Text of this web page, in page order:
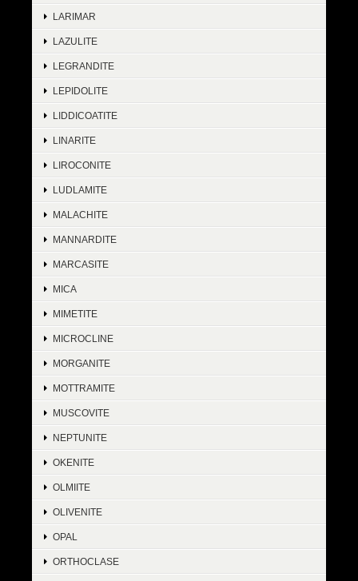
LARIMAR
LAZULITE
LEGRANDITE
LEPIDOLITE
LIDDICOATITE
LINARITE
LIROCONITE
LUDLAMITE
MALACHITE
MANNARDITE
MARCASITE
MICA
MIMETITE
MICROCLINE
MORGANITE
MOTTRAMITE
MUSCOVITE
NEPTUNITE
OKENITE
OLMIITE
OLIVENITE
OPAL
ORTHOCLASE